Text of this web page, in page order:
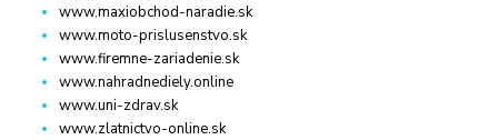
www.maxiobchod-naradie.sk
www.moto-prislusenstvo.sk
www.firemne-zariadenie.sk
www.nahradnediely.online
www.uni-zdrav.sk
www.zlatnictvo-online.sk